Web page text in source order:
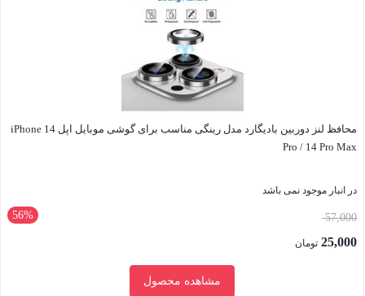
محافظ لنز دوربین بادیگارد مدل رینگی مناسب برای گوشی موبایل اپل iPhone 14
Pro / 14 Pro Max
در انبار موجود نمی باشد
56% 57,000 قیمت
اصلی:25,000 تومان
مشاهده محصول